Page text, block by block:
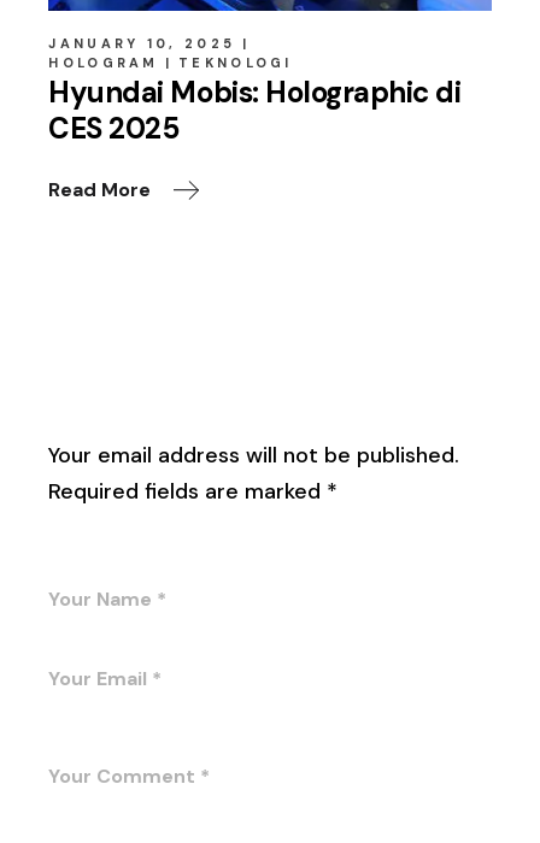
JANUARY 10, 2025
HOLOGRAM
TEKNOLOGI
Hyundai Mobis: Holographic di
CES 2025
Read More
Your email address will not be published.
Required fields are marked *